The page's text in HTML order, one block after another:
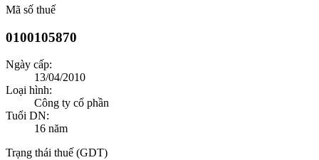
Mã số thuế
0100105870
Ngày cấp:
13/04/2010
Loại hình:
Công ty cổ phần
Tuổi DN:
16 năm
Trạng thái thuế (GDT)